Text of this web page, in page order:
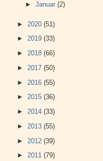
► Januar (2)
► 2020 (51)
► 2019 (33)
► 2018 (66)
► 2017 (50)
► 2016 (55)
► 2015 (36)
► 2014 (33)
► 2013 (55)
► 2012 (39)
► 2011 (79)